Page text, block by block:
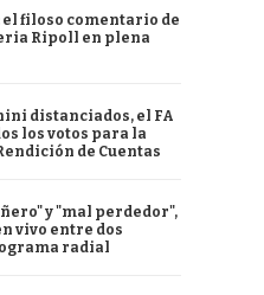
el filoso comentario de
Ripoll en plena
distanciados, el FA
los votos para la
de Cuentas
y "mal perdedor",
vivo entre dos
radial